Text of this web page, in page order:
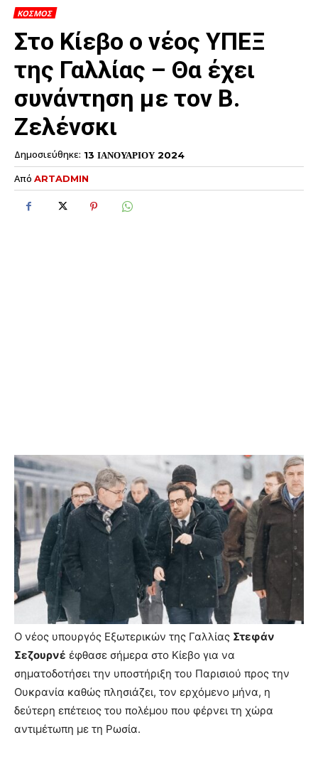
ΚΟΣΜΟΣ
Στο Κίεβο ο νέος ΥΠΕΞ
της Γαλλίας – Θα έχει
συνάντηση με τον Β.
Ζελένσκι
Δημοσιεύθηκε: 13 ΙΑΝΟΥΑΡΙΟΥ 2024
Από ARTADMIN
Ο νέος υπουργός Εξωτερικών της Γαλλίας Στεφάν
Σεζουρνέ έφθασε σήμερα στο Κίεβο για να
σηματοδοτήσει την υποστήριξη του Παρισιού προς την
Ουκρανία καθώς πλησιάζει, τον ερχόμενο μήνα, η
δεύτερη επέτειος του πολέμου που φέρνει τη χώρα
αντιμέτωπη με τη Ρωσία.